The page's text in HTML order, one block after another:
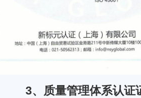
3、质量管理体系认证